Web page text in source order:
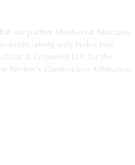
our partner Montserrat Manzano
wrote, along with Pedro José
& Cromwell LLP, for the
Review’s Construction Arbitration